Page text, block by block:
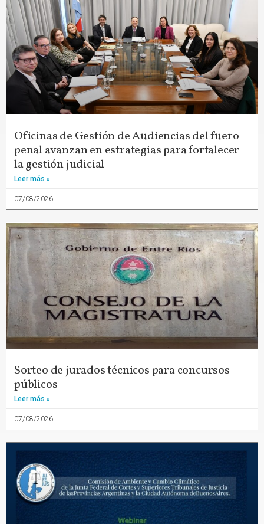
Oficinas de Gestión de Audiencias del fuero
penal avanzan en estrategias para fortalecer
la gestión judicial
Leer más »
07/08/2026
Sorteo de jurados técnicos para concursos
públicos
Leer más »
07/08/2026